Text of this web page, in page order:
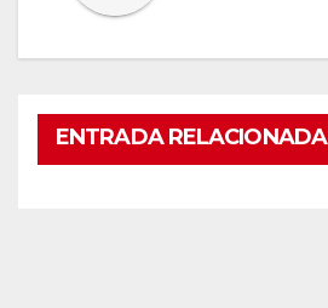
ENTRADA RELACIONADA